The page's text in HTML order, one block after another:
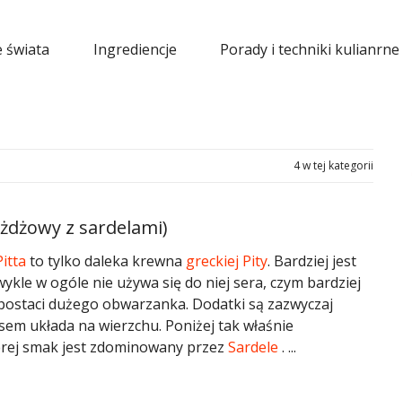
świata Ingrediencje Porady i techniki kulianrne
4 w tej kategorii
z sardelami)
to tylko daleka krewna greckiej Pity. Bardziej jest
w ogóle nie używa się do niej sera, czym bardziej
dużego obwarzanka. Dodatki są zazwyczaj
układa na wierzchu. Poniżej tak właśnie
smak jest zdominowany przez Sardele . ...